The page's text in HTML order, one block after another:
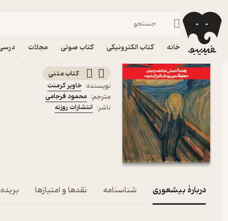
خانه کتاب الکترونیکی کتاب صوتی مجلات
فیدیبو کتاب الکترونیکی
کتاب متنی
نویسنده: خاویر کرمنت
مترجم: محمود فرجامی
ناشر: انتشارات روزنه
دربارۀ بیشعوری شناسنامه نقدها و امتیازها